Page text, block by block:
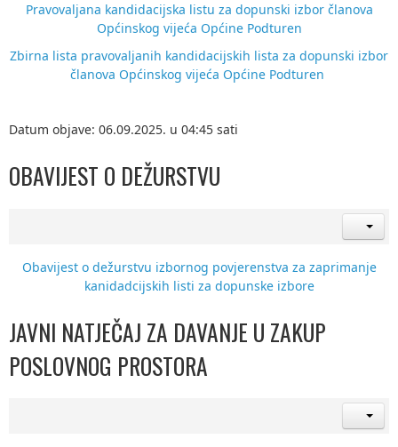
Pravovaljana kandidacijska listu za dopunski izbor članova
Općinskog vijeća Općine Podturen
Zbirna lista pravovaljanih kandidacijskih lista za dopunski izbor
članova Općinskog vijeća Općine Podturen
Datum objave: 06.09.2025. u 04:45 sati
OBAVIJEST O DEŽURSTVU
Obavijest o dežurstvu izbornog povjerenstva za zaprimanje
kanidadcijskih listi za dopunske izbore
JAVNI NATJEČAJ ZA DAVANJE U ZAKUP
POSLOVNOG PROSTORA